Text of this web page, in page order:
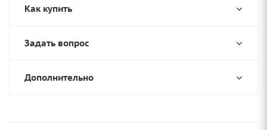
Как купить
Задать вопрос
Дополнительно